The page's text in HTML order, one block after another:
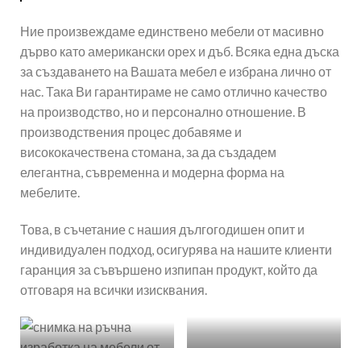
Ние произвеждаме единствено мебели от масивно
дърво като американски орех и дъб. Всяка една дъска
за създаването на Вашата мебел е избрана лично от
нас. Така Ви гарантираме не само отлично качество
на производство, но и персонално отношение. В
производствения процес добавяме и
висококачествена стомана, за да създадем
елегантна, съвременна и модерна форма на
мебелите.
Това, в съчетание с нашия дългогодишен опит и
индивидуален подход, осигурява на нашите клиенти
гаранция за съвършено изпипан продукт, който да
отговаря на всички изисквания.